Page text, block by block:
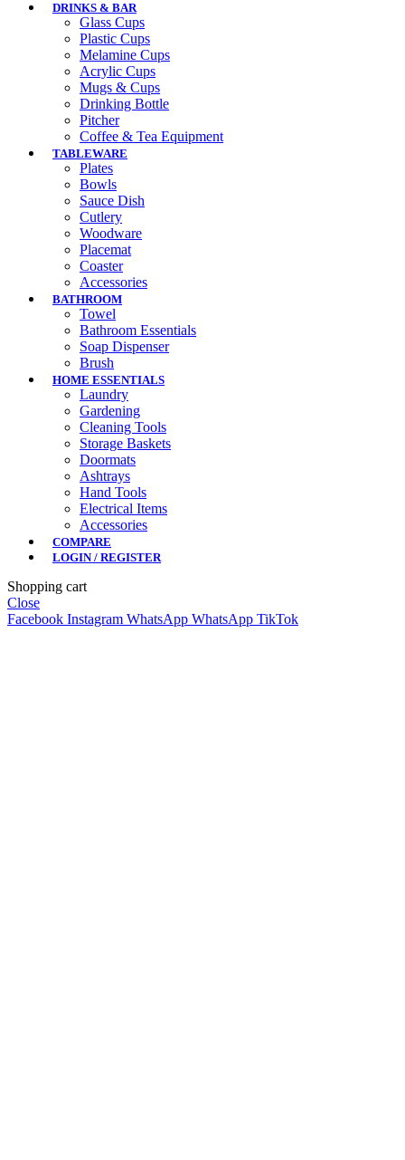
DRINKS & BAR
Glass Cups
Plastic Cups
Melamine Cups
Acrylic Cups
Mugs & Cups
Drinking Bottle
Pitcher
Coffee & Tea Equipment
TABLEWARE
Plates
Bowls
Sauce Dish
Cutlery
Woodware
Placemat
Coaster
Accessories
BATHROOM
Towel
Bathroom Essentials
Soap Dispenser
Brush
HOME ESSENTIALS
Laundry
Gardening
Cleaning Tools
Storage Baskets
Doormats
Ashtrays
Hand Tools
Electrical Items
Accessories
COMPARE
LOGIN / REGISTER
Shopping cart
Close
Facebook Instagram WhatsApp WhatsApp TikTok